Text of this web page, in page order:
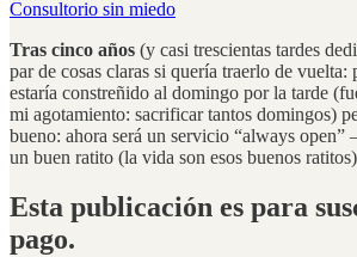
Consultorio sin miedo
Tras cinco años (y casi trescientas tardes
par de cosas claras si quería traerlo de vuelta:
estaría constreñido al domingo por la tarde
mi agotamiento: sacrificar tantos domingos)
bueno: ahora será un servicio “always open”
un buen ratito (la vida son esos buenos
Esta publicación es para
pago.